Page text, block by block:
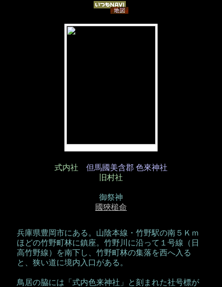
式内社
但馬國美含郡 色來神社
旧村社
御祭神
國狹槌命
兵庫県豊岡市にある。山陰本線・竹野駅の南５Ｋｍ
ほどの竹野町林に鎮座。竹野川に沿って１号線（日
高竹野線）を南下し、竹野町林の集落を西へ入る
と、狭い道に境内入口がある。
鳥居の脇には「式内色来神社」と刻まれた社号標が